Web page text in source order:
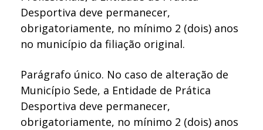
Desportiva deve permanecer,
obrigatoriamente, no mínimo 2 (dois) anos
no município da filiação original.
Parágrafo único. No caso de alteração de
Município Sede, a Entidade de Prática
Desportiva deve permanecer,
obrigatoriamente, no mínimo 2 (dois) anos